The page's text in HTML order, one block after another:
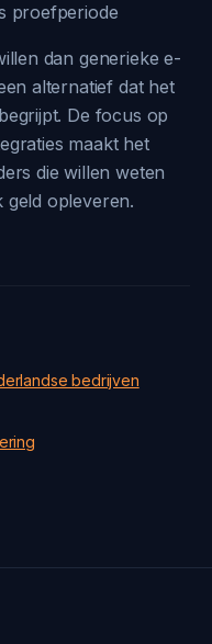
proefperiode
dan generieke e-
alternatief dat het
De focus op
maakt het
die willen weten
geld opleveren.
bedrijven